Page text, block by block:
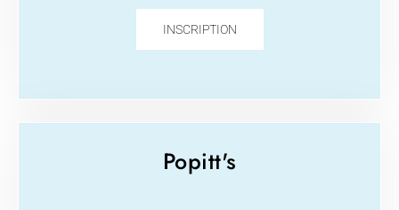
INSCRIPTION
Popitt's